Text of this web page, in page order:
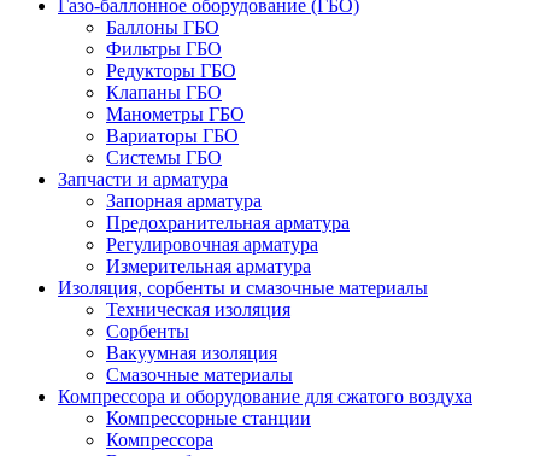
Газо-баллонное оборудование (ГБО)
Баллоны ГБО
Фильтры ГБО
Редукторы ГБО
Клапаны ГБО
Манометры ГБО
Вариаторы ГБО
Системы ГБО
Запчасти и арматура
Запорная арматура
Предохранительная арматура
Регулировочная арматура
Измерительная арматура
Изоляция, сорбенты и смазочные материалы
Техническая изоляция
Сорбенты
Вакуумная изоляция
Смазочные материалы
Компрессора и оборудование для сжатого воздуха
Компрессорные станции
Компрессора